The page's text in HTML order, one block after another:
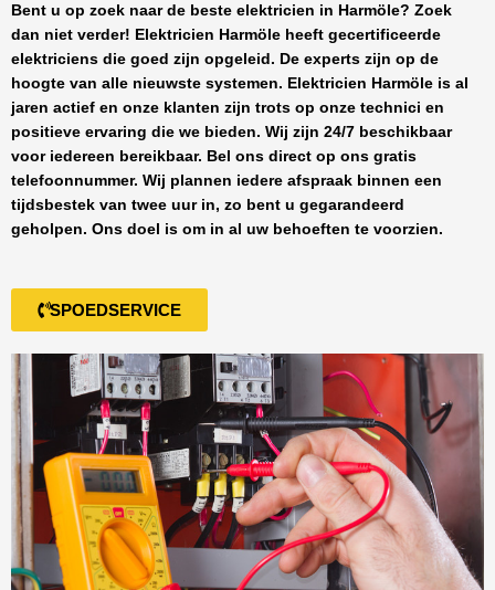
Bent u op zoek naar de beste elektricien in Harmöle? Zoek
dan niet verder! Elektricien Harmöle heeft gecertificeerde
elektriciens die goed zijn opgeleid. De experts zijn op de
hoogte van alle nieuwste systemen. Elektricien Harmöle is al
jaren actief en onze klanten zijn trots op onze technici en
positieve ervaring die we bieden. Wij zijn 24/7 beschikbaar
voor iedereen bereikbaar. Bel ons direct op ons gratis
telefoonnummer. Wij plannen iedere afspraak binnen een
tijdsbestek van twee uur in, zo bent u gegarandeerd
geholpen. Ons doel is om in al uw behoeften te voorzien.
SPOEDSERVICE